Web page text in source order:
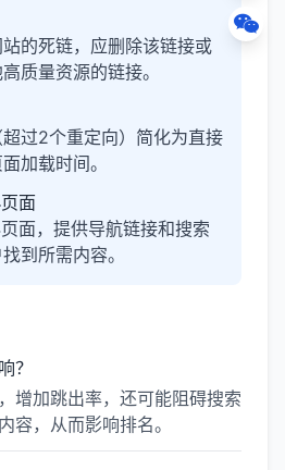
的死链，应删除该链接或
质量资源的链接。
过2个重定向）简化为直接
加载时间。
面
面，提供导航链接和搜索
到所需内容。
？
增加跳出率，还可能阻碍搜索
容，从而影响排名。